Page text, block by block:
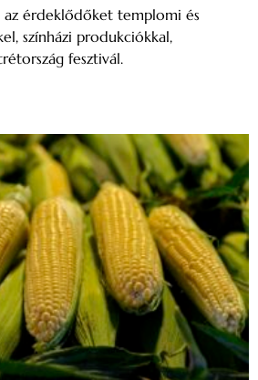
érdeklődőket templomi és
színházi produkciókkal,
fesztivál.